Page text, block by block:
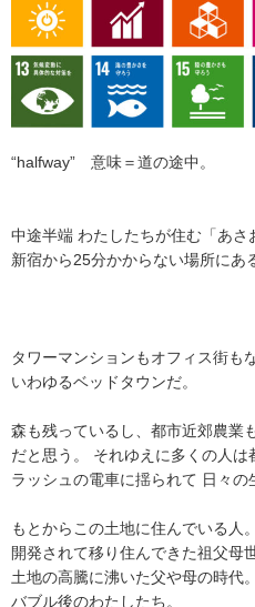
“halfway” 意味＝道の途中。
中途半端 わたしたちが住む「あさ
新宿から25分かからない場所にあ
タワーマンションもオフィス街も
いわゆるベッドタウンだ。
森も残っているし、都市近郊農業
だと思う。 それゆえに多くの人は
ラッシュの電車に揺られて 日々の
もとからこの土地に住んでいる人。
開発されて移り住んできた祖父母世
土地の高騰に沸いた父や母の時代。
バブル後のわたしたち。